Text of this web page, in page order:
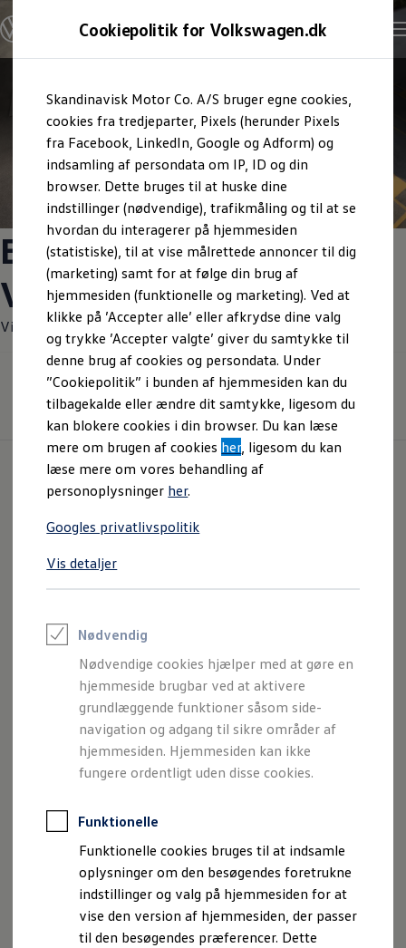
SamtykkePrivatlivspolitik Cookiepolitik
AG (kolofon og juridiske tekster)
Brugte biler fra
Volkswagen
Vi har altid et stort udvalg af brugte biler til hurtig levering.
Filter
Der vises12 ud af 914resultater
VW Golf III 1,8 CL
39.900 kr.
202.000
Kørte km
Benzin
Drivmiddel
Modelår
Cookiepolitik for Volkswagen.dk
Skandinavisk Motor Co. A/S bruger egne cookies,
cookies fra tredjeparter, Pixels (herunder Pixels
fra Facebook, LinkedIn, Google og Adform) og
indsamling af persondata om IP, ID og din
browser. Dette bruges til at huske dine
indstillinger (nødvendige), trafikmåling og til at se
hvordan du interagerer på hjemmesiden
(statistiske), til at vise målrettede annoncer til dig
(marketing) samt for at følge din brug af
hjemmesiden (funktionelle og marketing). Ved at
klikke på ’Accepter alle’ eller afkrydse dine valg
og trykke ’Accepter valgte’ giver du samtykke til
denne brug af cookies og persondata. Under
”Cookiepolitik” i bunden af hjemmesiden kan du
tilbagekalde eller ændre dit samtykke, ligesom du
kan blokere cookies i din browser. Du kan læse
mere om brugen af cookies her, ligesom du kan
læse mere om vores behandling af
personoplysninger her.
Googles privatlivspolitik
Vis detaljer
Nødvendig
Nødvendige cookies hjælper med at gøre en
hjemmeside brugbar ved at aktivere
grundlæggende funktioner såsom side-
navigation og adgang til sikre områder af
hjemmesiden. Hjemmesiden kan ikke
fungere ordentligt uden disse cookies.
Funktionelle
Funktionelle cookies bruges til at indsamle
oplysninger om den besøgendes foretrukne
indstillinger og valg på hjemmesiden for at
vise den version af hjemmesiden, der passer
til den besøgendes præferencer. Dette